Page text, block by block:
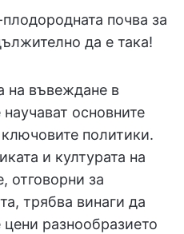
почва за
да е така!
на въвеждане в
основните
политики.
и културата на
отговорни за
трябва винаги да
разнообразието